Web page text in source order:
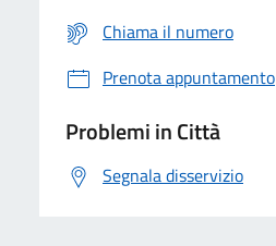
Chiama il numero
Prenota appuntamento
Problemi in Città
Segnala disservizio